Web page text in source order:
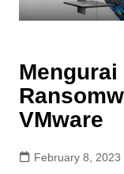
Mengurai
VMware
February 8, 2023